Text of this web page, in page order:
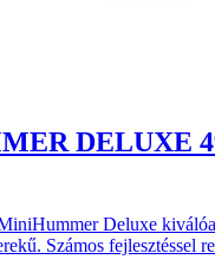
DELUXE
Deluxe
Számos fejlesztéssel